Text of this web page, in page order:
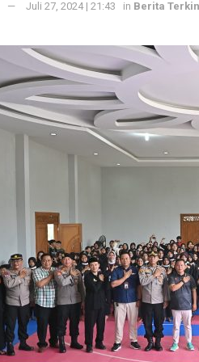
Juli 27, 2024 | 21:43 in Berita